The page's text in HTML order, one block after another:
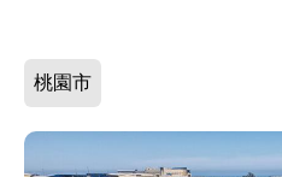
桃園市